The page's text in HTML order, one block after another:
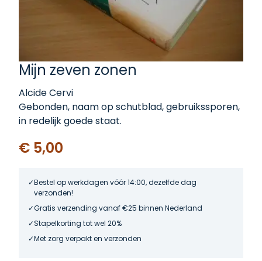
Mijn zeven zonen
Alcide Cervi
Gebonden, naam op schutblad, gebruikssporen,
in redelijk goede staat.
€ 5,00
Bestel op werkdagen vóór 14:00, dezelfde dag
verzonden!
Gratis verzending vanaf €25 binnen Nederland
Stapelkorting tot wel 20%
Met zorg verpakt en verzonden